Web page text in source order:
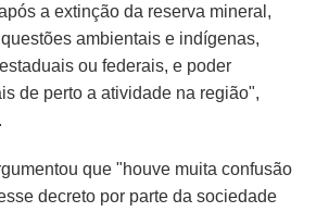
a extinção da reserva mineral,
ambientais e indígenas,
ou federais, e poder
de perto a atividade na região",
que "houve muita confusão
decreto por parte da sociedade